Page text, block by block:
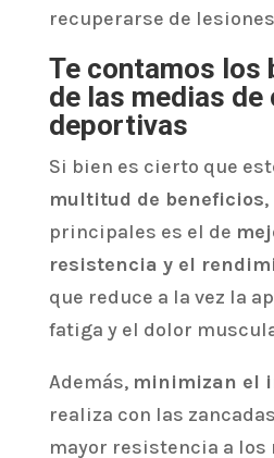
recuperarse de
Te contamos los
de las medias
deportivas
Si bien es cierto que
multitud de beneficios
principales es el de
resistencia y el
que reduce a la vez la
fatiga y el dolor
Además, minimizan el
realiza con las
mayor resistencia a los